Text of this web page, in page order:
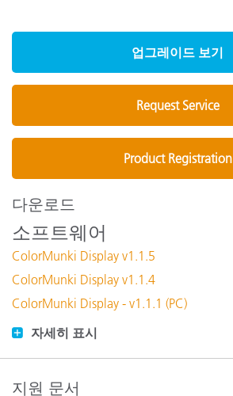
업그레이드 보기
Request Service
Product Registration
다운로드
소프트웨어
ColorMunki Display v1.1.5
ColorMunki Display v1.1.4
ColorMunki Display - v1.1.1 (PC)
자세히 표시
지원 문서